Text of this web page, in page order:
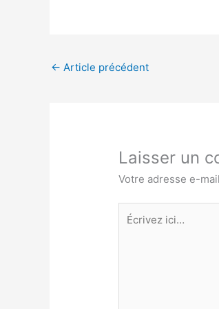
← Article précédent
Laisser un
Votre adresse e-
Écrivez
ici…